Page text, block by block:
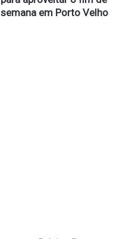
semana em Porto Velho